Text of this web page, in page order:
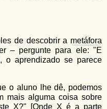
de descobrir a metáfora
– pergunte para ele: "E
o aprendizado se parece
o aluno lhe dê, podemos
mais alguma coisa sobre
X?" [Onde X é a parte